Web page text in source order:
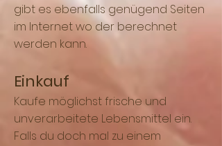
gibt es ebenfalls genügend Seiten
im Internet wo der berechnet
werden kann.
Einkauf
Kaufe möglichst frische und
unverarbeitete Lebensmittel ein.
Falls du doch mal zu einem